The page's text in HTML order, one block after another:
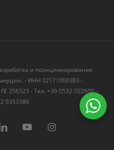
и позиционирование
- ИНН 02171060383 -
256523 - Тел. +39 0532 702600 -
0353386
YouTube instagram